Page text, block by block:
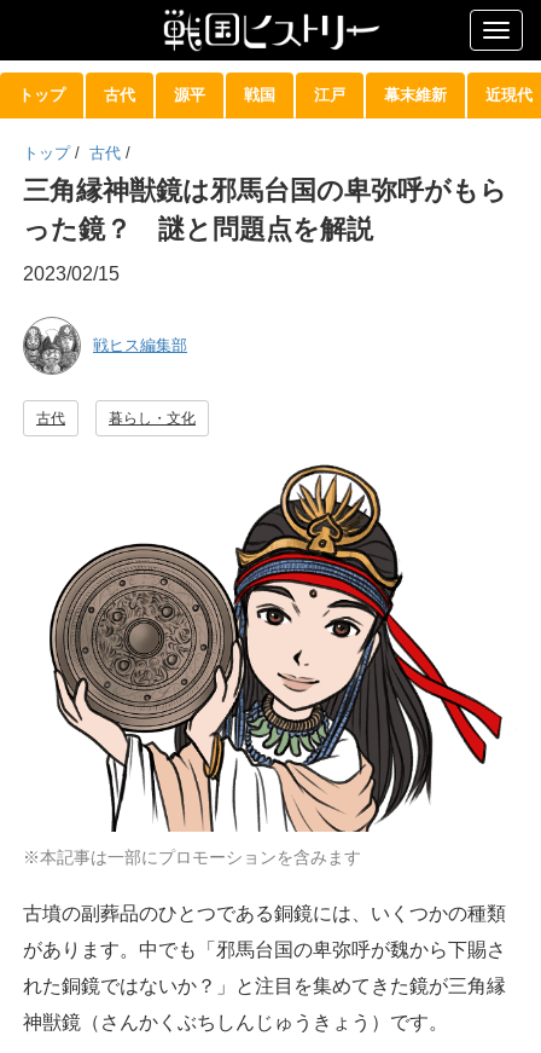
トップ 古代 源平 戦国 江戸 幕末維新 近現代
トップ / 古代 /
三角縁神獣鏡は邪馬台国の卑弥呼がもら
った鏡？ 謎と問題点を解説
2023/02/15
戦ヒス編集部
古代 暮らし・文化
※本記事は一部にプロモーションを含みます
古墳の副葬品のひとつである銅鏡には、いくつかの種類
があります。中でも「邪馬台国の卑弥呼が魏から下賜さ
れた銅鏡ではないか？」と注目を集めてきた鏡が三角縁
神獣鏡（さんかくぶちしんじゅうきょう）です。